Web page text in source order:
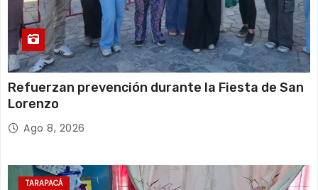
Refuerzan prevención durante la Fiesta de San
Lorenzo
Ago 8, 2026
TARAPACÁ